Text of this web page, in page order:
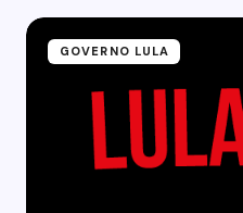
GOVERNO LULA